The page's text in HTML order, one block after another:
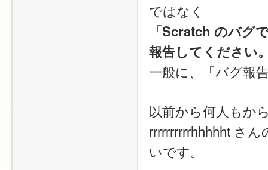
ではなく
「Scratch のバグ
報告してください
一般に、「バグ報
以前から何人もか
rrrrrrrrrrhhhhht さ
いです。